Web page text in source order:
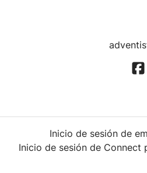
Inicio de sesión de
Inicio de sesión de Connect